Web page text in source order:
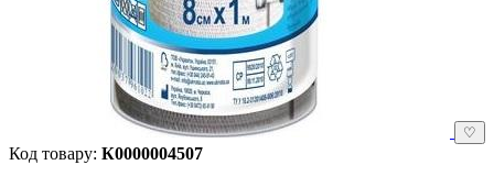
♡
Код товару: К0000004507